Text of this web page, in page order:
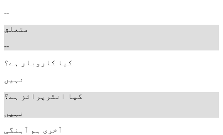
--
متعلق
--
کیا کاروبار ہے؟
نہیں
کیا انٹرپرائز ہے؟
نہیں
آخری ہم آہنگی